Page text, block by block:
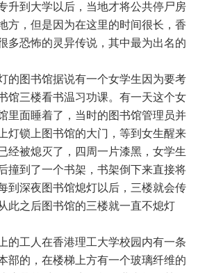
升到大学以后，当地才将公共停尸房
方，但是因为在这里的时间很长，香
多恐怖的灵异传说，其中最为出名的
的图书馆据说有一个女学生因为要考
馆三楼看书温习功课。有一天这个女
里面睡着了，当时的图书馆管理员并
灯锁上图书馆的大门，等到女生醒来
经被熄灭了，四周一片漆黑，女学生
撞到了一个书架，书架倒下来直接将
到深夜图书馆熄灯以后，三楼就会传
此之后图书馆的三楼就一直不熄灯
的工人在香港理工大学校园内有一条
部的，在楼梯上方有一个玻璃纤维的